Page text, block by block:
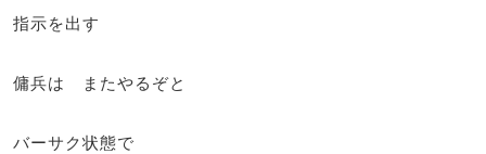
指示を出す
傭兵は またやるぞと
バーサク状態で